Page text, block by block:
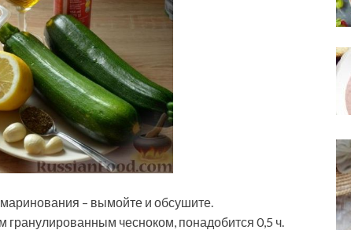
– вымойте и обсушите.
гранулированным чесноком, понадобится 0,5 ч.